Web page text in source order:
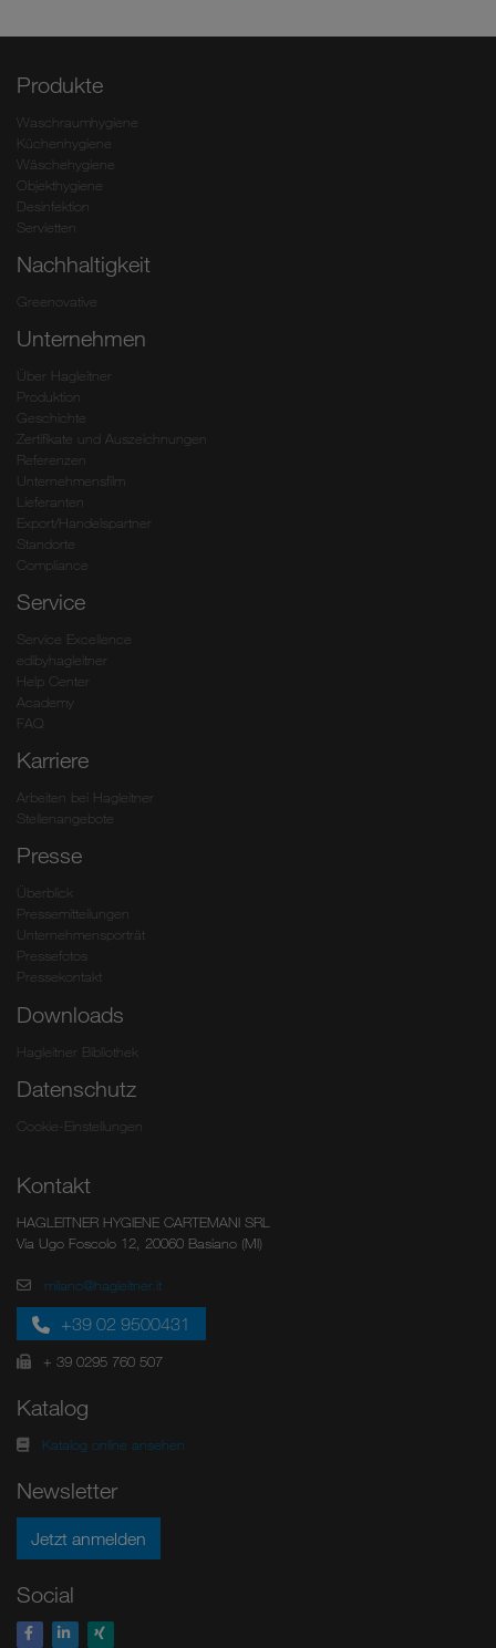
Produkte
Waschraumhygiene
Küchenhygiene
Wäschehygiene
Objekthygiene
Desinfektion
Servietten
Nachhaltigkeit
Greenovative
Unternehmen
Über Hagleitner
Produktion
Geschichte
Zertifikate und Auszeichnungen
Referenzen
Unternehmensfilm
Lieferanten
Export/Handelspartner
Standorte
Compliance
Service
Service Excellence
edibyhagleitner
Help Center
Academy
FAQ
Karriere
Arbeiten bei Hagleitner
Stellenangebote
Presse
Überblick
Pressemitteilungen
Unternehmensporträt
Pressefotos
Pressekontakt
Downloads
Hagleitner Bibliothek
Datenschutz
Cookie-Einstellungen
Kontakt
HAGLEITNER HYGIENE CARTEMANI SRL
Via Ugo Foscolo 12, 20060 Basiano (MI)
milano@hagleitner.it
+39 02 9500431
+ 39 0295 760 507
Katalog
Katalog online ansehen
Newsletter
Jetzt anmelden
Social